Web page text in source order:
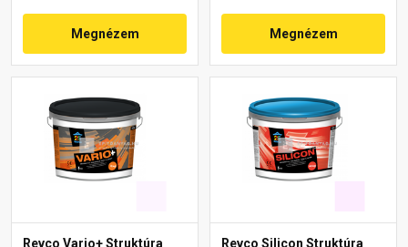
Megnézem Megnézem
Revco Vario+ Struktúra Revco Silicon Struktúra